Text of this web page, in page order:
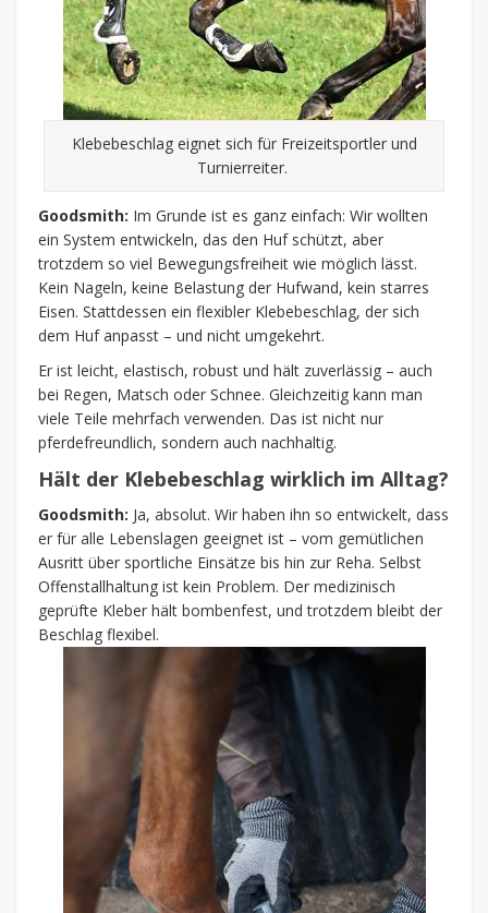
Klebebeschlag eignet sich für Freizeitsportler und
Turnierreiter.
Goodsmith: Im Grunde ist es ganz einfach: Wir wollten
ein System entwickeln, das den Huf schützt, aber
trotzdem so viel Bewegungsfreiheit wie möglich lässt.
Kein Nageln, keine Belastung der Hufwand, kein starres
Eisen. Stattdessen ein flexibler Klebebeschlag, der sich
dem Huf anpasst – und nicht umgekehrt.
Er ist leicht, elastisch, robust und hält zuverlässig – auch
bei Regen, Matsch oder Schnee. Gleichzeitig kann man
viele Teile mehrfach verwenden. Das ist nicht nur
pferdefreundlich, sondern auch nachhaltig.
Hält der Klebebeschlag wirklich im Alltag?
Goodsmith: Ja, absolut. Wir haben ihn so entwickelt, dass
er für alle Lebenslagen geeignet ist – vom gemütlichen
Ausritt über sportliche Einsätze bis hin zur Reha. Selbst
Offenstallhaltung ist kein Problem. Der medizinisch
geprüfte Kleber hält bombenfest, und trotzdem bleibt der
Beschlag flexibel.